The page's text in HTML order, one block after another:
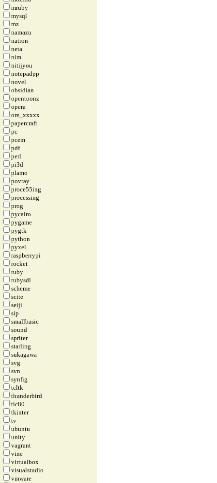
mruby
mysql
mz
namazu
natron
neta
nim
nitijyou
notepadpp
novel
obsidian
opentoonz
opera
ore_xxxxx
papercraft
pc
pcem
pdf
perl
pi3d
plamo
povray
proce55ing
processing
prog
pycairo
pygame
pygtk
python
pyxel
raspberrypi
rocket
ruby
rubysdl
scheme
scite
seiji
sip
smallbasic
sound
spriter
starling
sukagawa
svg
svn
synfig
tcltk
thunderbird
tic80
tkinter
tv
ubuntu
unity
vagrant
vine
virtualbox
visualstudio
vmware